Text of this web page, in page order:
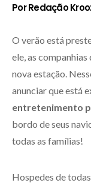
Por Redação
O verão está
ele, as
nova estação.
anunciar que está
entretenimento
bordo de seus
todas as famílias!
Hospedes de